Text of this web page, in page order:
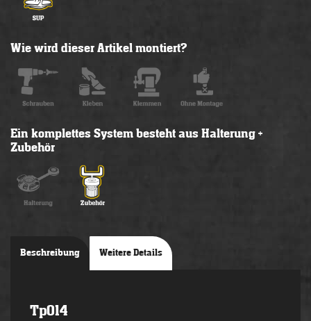
Wie wird dieser Artikel montiert?
Ein komplettes System besteht aus Halterung +
Zubehör
Beschreibung Weitere Details
Tp014